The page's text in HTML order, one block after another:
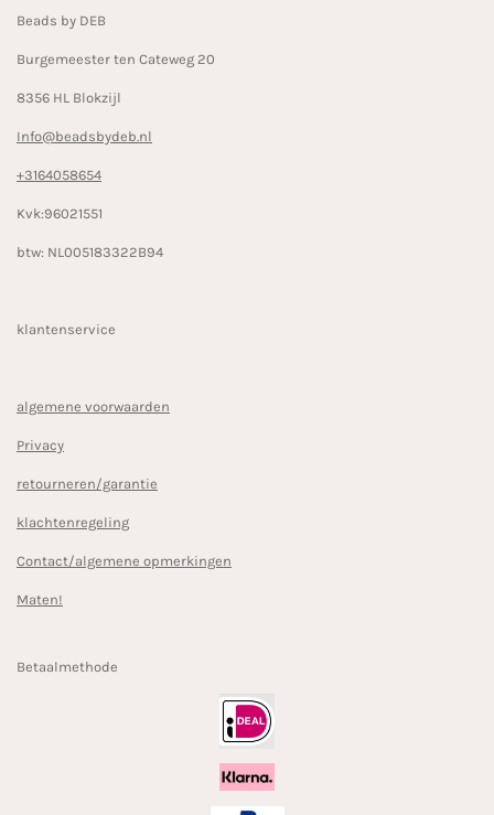
Beads by DEB
Burgemeester ten Cateweg 20
8356 HL Blokzijl
Info@beadsbydeb.nl
+3164058654
Kvk:96021551
btw: NL005183322B94
klantenservice
algemene voorwaarden
Privacy
retourneren/garantie
klachtenregeling
Contact/algemene opmerkingen
Maten!
Betaalmethode